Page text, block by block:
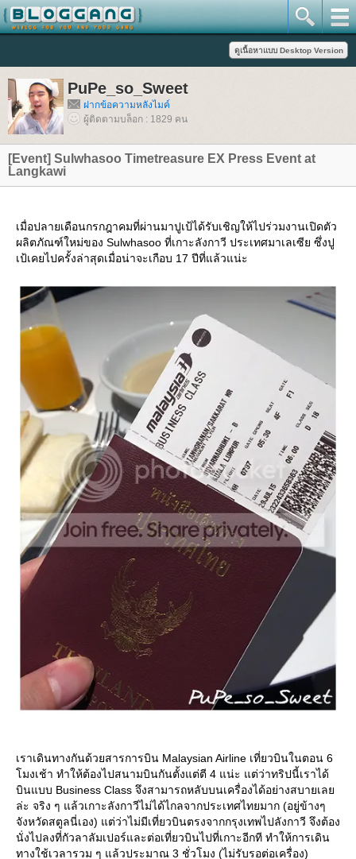
PuPe_so_Sweet
ฝากข้อความหลังไมค์
ผู้ติดตามบล็อก : 1829 คน
[Event] Sulwhasoo Timetreasure EX Press Event at
Langkawi
เมื่อปลายเดือนกรกฎาคมที่ผ่านมาปูเป้ได้รับเชิญให้ไปร่วมงานเปิดตัว
ผลิตภัณฑ์ใหม่ของ Sulwhasoo ที่เกาะลังกาวี ประเทศมาเลเซีย ซึ่งปู
เป้เคยไปครั้งล่าสุดเมื่อน่าจะเกือบ 17 ปีที่แล้วแน่ะ
เราเดินทางกันด้วยสารการบิน Malaysian Airline เที่ยวบินในตอน 6
มงเช้า ทำให้ต้องไปสนามบินกันตั้งแต่ตี 4 แน่ะ แต่ว่าทริปนี้เราได้
บินแบบ Business Class จึงสามารถหลับบนเครื่องได้อย่างสบายเล
ล่ะ จริง ๆ แล้วเกาะลังกาวีไม่ได้ไกลจากประเทศไทยมาก (อยู่ข้างๆ
จังหวัดสตูลนี่เอง) แต่ว่าไม่มีเที่ยวบินตรงจากกรุงเทพไปลังกาวี จึงต้อง
นั่งไปลงที่กัวลาลัมเปอร์และต่อเที่ยวบินไปที่เกาะอีกที ทำให้การเดิน
ทางใช้เวลารวม ๆ แล้วประมาณ 3 ชั่วโมง (ไม่รับรอต่อเครื่อง)